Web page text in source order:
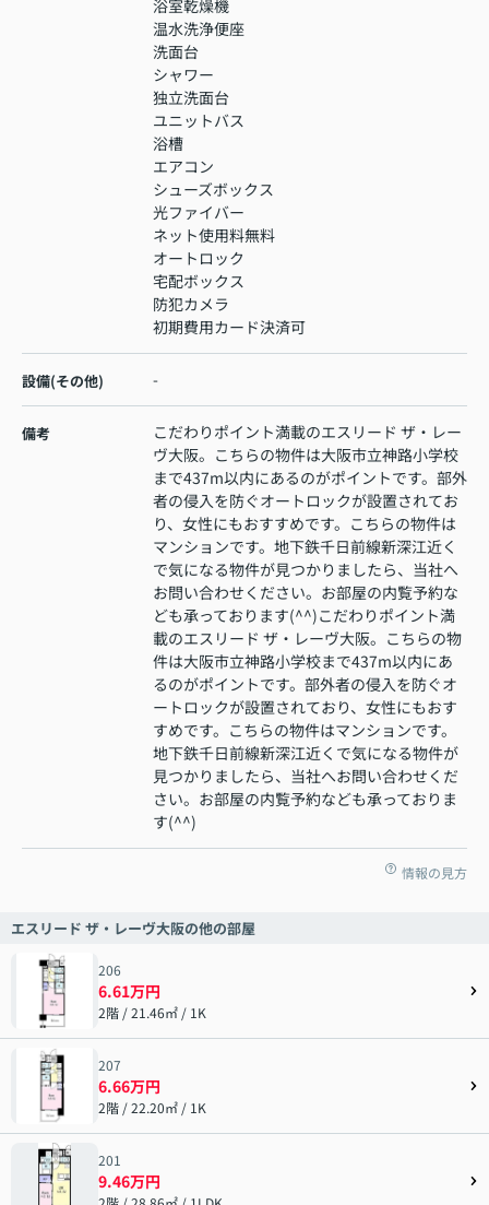
浴室乾燥機
温水洗浄便座
洗面台
シャワー
独立洗面台
ユニットバス
浴槽
エアコン
シューズボックス
光ファイバー
ネット使用料無料
オートロック
宅配ボックス
防犯カメラ
初期費用カード決済可
設備(その他) -
備考
こだわりポイント満載のエスリード ザ・レー
ヴ大阪。こちらの物件は大阪市立神路小学校
まで437m以内にあるのがポイントです。部外
者の侵入を防ぐオートロックが設置されてお
り、女性にもおすすめです。こちらの物件は
マンションです。地下鉄千日前線新深江近く
で気になる物件が見つかりましたら、当社へ
お問い合わせください。お部屋の内覧予約な
ども承っております(^^)こだわりポイント満
載のエスリード ザ・レーヴ大阪。こちらの物
件は大阪市立神路小学校まで437m以内にあ
るのがポイントです。部外者の侵入を防ぐオ
ートロックが設置されており、女性にもおす
すめです。こちらの物件はマンションです。
地下鉄千日前線新深江近くで気になる物件が
見つかりましたら、当社へお問い合わせくだ
さい。お部屋の内覧予約なども承っておりま
す(^^)
情報の見方
エスリード ザ・レーヴ大阪の他の部屋
206
6.61万円
2階 / 21.46㎡ / 1K
207
6.66万円
2階 / 22.20㎡ / 1K
201
9.46万円